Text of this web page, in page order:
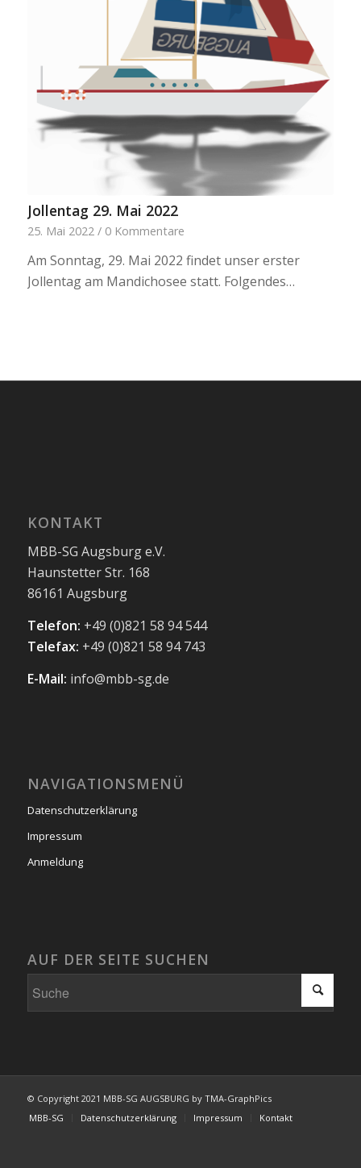
Jollentag 29. Mai 2022
25. Mai 2022 / 0 Kommentare
Am Sonntag, 29. Mai 2022 findet unser erster
Jollentag am Mandichosee statt. Folgendes…
KONTAKT
MBB-SG Augsburg e.V.
Haunstetter Str. 168
86161 Augsburg
Telefon: +49 (0)821 58 94 544
Telefax: +49 (0)821 58 94 743
E-Mail: info@mbb-sg.de
NAVIGATIONSMENÜ
Datenschutzerklärung
Impressum
Anmeldung
AUF DER SEITE SUCHEN
© Copyright 2021 MBB-SG AUGSBURG by TMA-GraphPics
MBB-SG
Datenschutzerklärung Impressum Kontakt